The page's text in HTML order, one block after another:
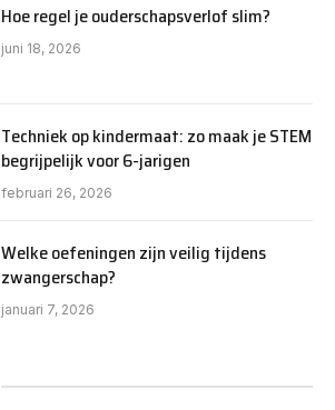
Hoe regel je ouderschapsverlof slim?
juni 18, 2026
Techniek op kindermaat: zo maak je STEM
begrijpelijk voor 6-jarigen
februari 26, 2026
Welke oefeningen zijn veilig tijdens
zwangerschap?
januari 7, 2026